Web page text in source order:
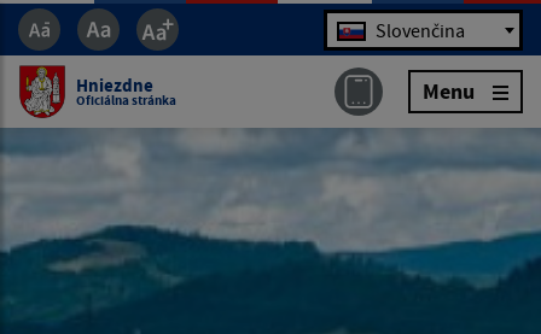
Jazyk Slovenčina
Hniezdne
Oficiálna stránka Menu